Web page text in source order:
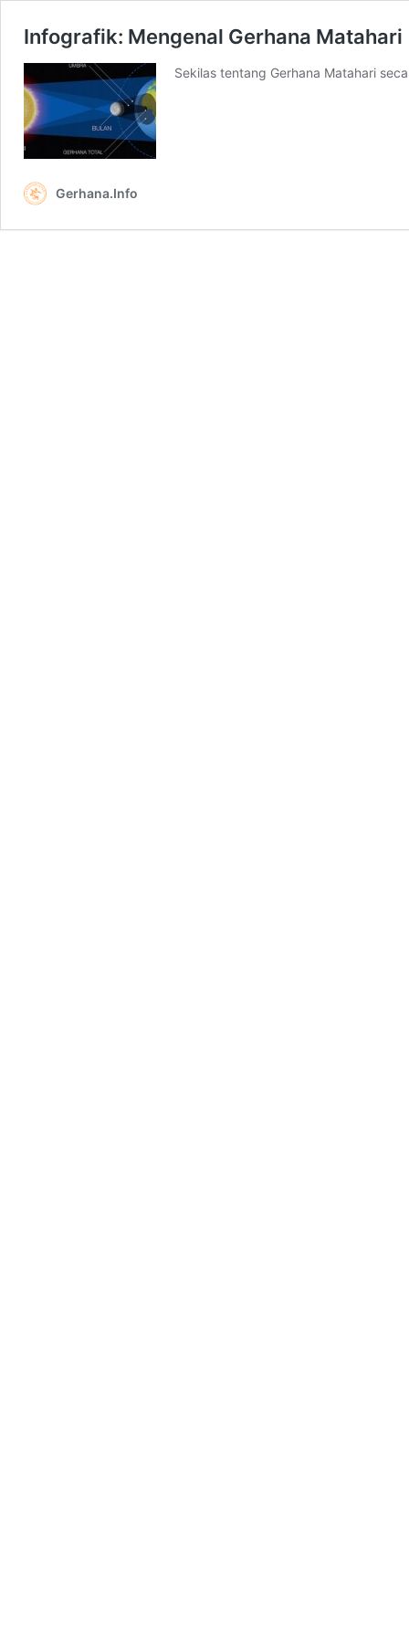
Infografik: Mengenal Gerhana Matahari
Sekilas tentang Gerhana Matahari
Gerhana.Info